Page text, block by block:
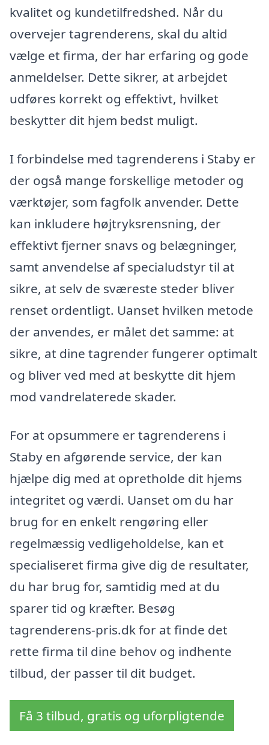
kvalitet og kundetilfredshed. Når du
overvejer tagrenderens, skal du altid
vælge et firma, der har erfaring og gode
anmeldelser. Dette sikrer, at arbejdet
udføres korrekt og effektivt, hvilket
beskytter dit hjem bedst muligt.
I forbindelse med tagrenderens i Staby er
der også mange forskellige metoder og
værktøjer, som fagfolk anvender. Dette
kan inkludere højtryksrensning, der
effektivt fjerner snavs og belægninger,
samt anvendelse af specialudstyr til at
sikre, at selv de sværeste steder bliver
renset ordentligt. Uanset hvilken metode
der anvendes, er målet det samme: at
sikre, at dine tagrender fungerer optimalt
og bliver ved med at beskytte dit hjem
mod vandrelaterede skader.
For at opsummere er tagrenderens i
Staby en afgørende service, der kan
hjælpe dig med at opretholde dit hjems
integritet og værdi. Uanset om du har
brug for en enkelt rengøring eller
regelmæssig vedligeholdelse, kan et
specialiseret firma give dig de resultater,
du har brug for, samtidig med at du
sparer tid og kræfter. Besøg
tagrenderens-pris.dk for at finde det
rette firma til dine behov og indhente
tilbud, der passer til dit budget.
Få 3 tilbud, gratis og uforpligtende